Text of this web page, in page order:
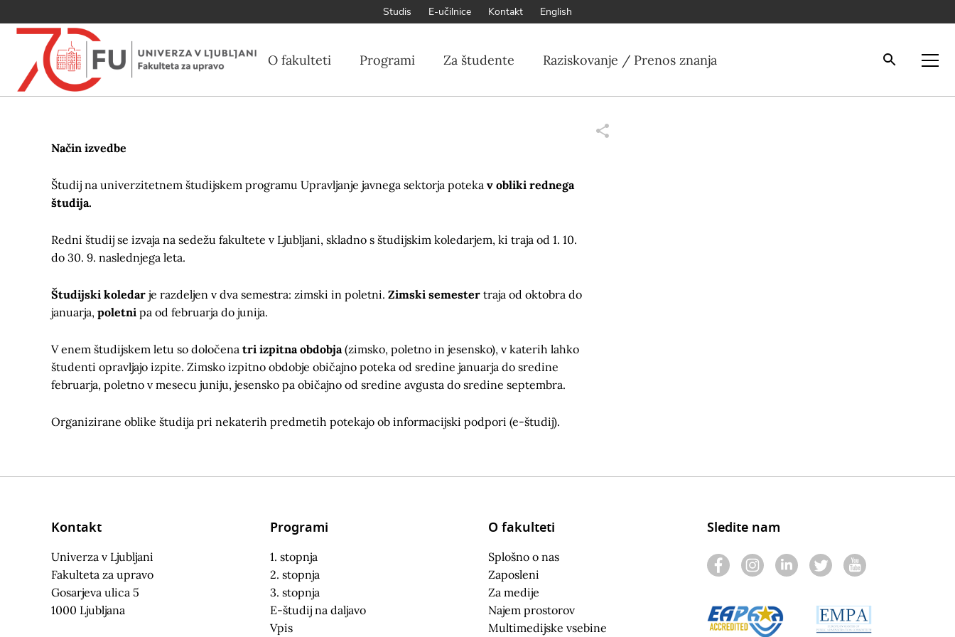
Studis E-učilnice Kontakt English
O fakulteti Programi Za študente Raziskovanje / Prenos znanja Iskalnik Odpri
Način izvedbe
Študij na univerzitetnem študijskem programu Upravljanje javnega sektorja poteka v obliki rednega
študija.
Redni študij se izvaja na sedežu fakultete v Ljubljani, skladno s študijskim koledarjem, ki traja od 1. 10.
do 30. 9. naslednjega leta.
Študijski koledar je razdeljen v dva semestra: zimski in poletni. Zimski semester traja od oktobra do
januarja, poletni pa od februarja do junija.
V enem študijskem letu so določena tri izpitna obdobja(zimsko, poletno in jesensko), v katerih lahko
študenti opravljajo izpite. Zimsko izpitno obdobje običajno poteka od sredine januarja do sredine
februarja, poletno v mesecu juniju, jesensko pa običajno od sredine avgusta do sredine septembra.
Organizirane oblike študija pri nekaterih predmetih potekajo ob informacijski podpori (e-študij).
Kontakt
Univerza v Ljubljani
Fakulteta za upravo
Gosarjeva ulica 5
1000 Ljubljana
Programi
1. stopnja
2. stopnja
3. stopnja
E-študij na daljavo
Vpis
O fakulteti
Splošno o nas
Zaposleni
Za medije
Najem prostorov
Multimedijske vsebine
Sledite nam